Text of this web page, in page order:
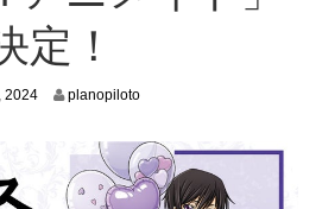
定！
20248
planopiloto